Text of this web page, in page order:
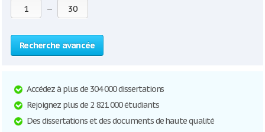
—
Recherche avancée
Accédez à plus de 304 000 dissertations
Rejoignez plus de 2 821 000 étudiants
Des dissertations et des documents de haute qualité